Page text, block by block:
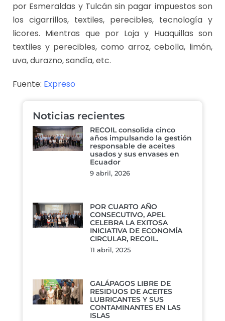
por Esmeraldas y Tulcán sin pagar impuestos son
los cigarrillos, textiles, perecibles, tecnología y
licores. Mientras que por Loja y Huaquillas son
textiles y perecibles, como arroz, cebolla, limón,
uva, durazno, sandía, etc.
Fuente: Expreso
Noticias recientes
RECOIL consolida cinco
años impulsando la gestión
responsable de aceites
usados y sus envases en
Ecuador
9 abril, 2026
POR CUARTO AÑO
CONSECUTIVO, APEL
CELEBRA LA EXITOSA
INICIATIVA DE ECONOMÍA
CIRCULAR, RECOIL.
11 abril, 2025
GALÁPAGOS LIBRE DE
RESIDUOS DE ACEITES
LUBRICANTES Y SUS
CONTAMINANTES EN LAS
ISLAS